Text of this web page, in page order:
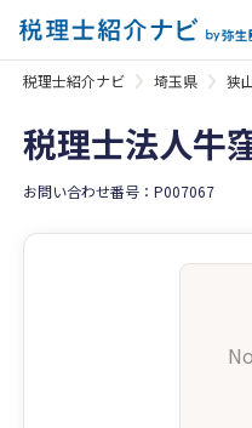
税理士紹介ナビ 埼玉県 狭
税理士法人牛
お問い合わせ番号：P007067